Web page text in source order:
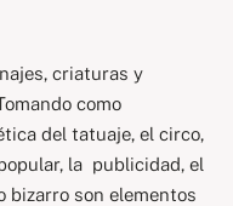
criaturas y
como
del tatuaje, el circo,
la publicidad, el
bizarro son elementos